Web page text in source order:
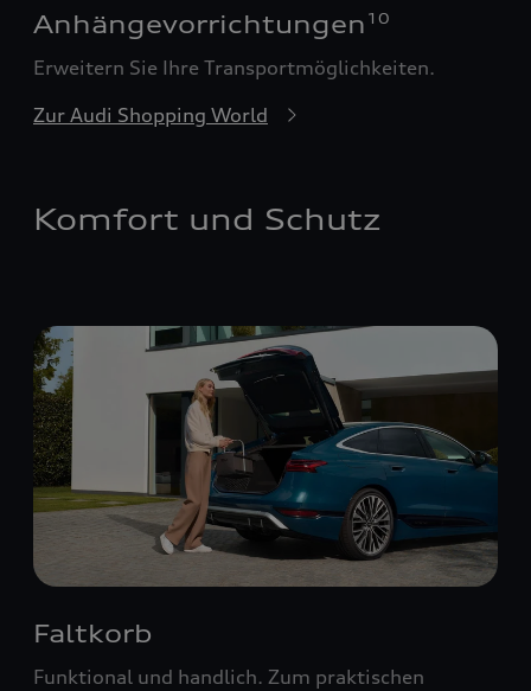
Anhängevorrichtungen 10
Erweitern Sie Ihre Transportmöglichkeiten.
Zur Audi Shopping World
Komfort und Schutz
Faltkorb
Funktional und handlich. Zum praktischen